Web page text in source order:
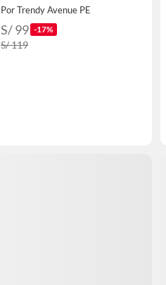
Por Trendy Avenue PE
S/ 99 -17%
S/ 119